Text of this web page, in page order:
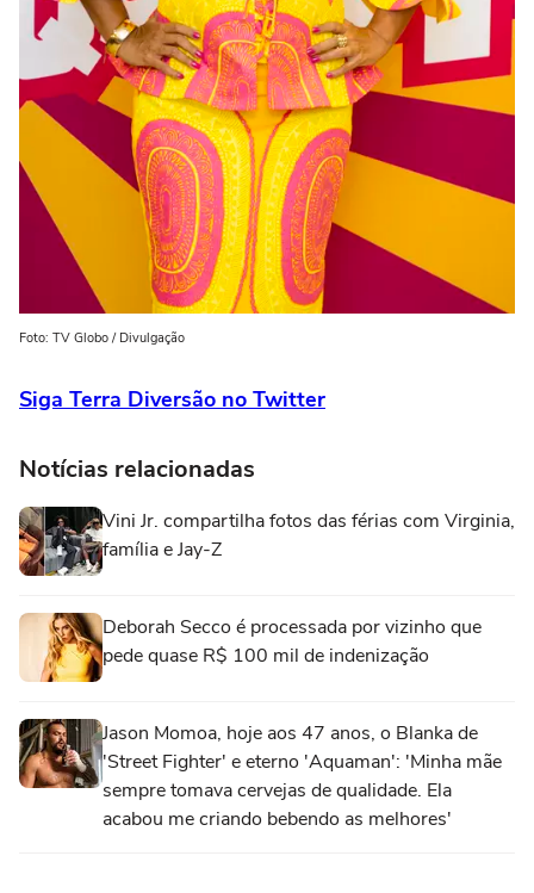
Foto: TV Globo / Divulgação
Siga Terra Diversão no Twitter
Notícias relacionadas
Vini Jr. compartilha fotos das férias com Virginia,
família e Jay-Z
Deborah Secco é processada por vizinho que
pede quase R$ 100 mil de indenização
Jason Momoa, hoje aos 47 anos, o Blanka de
'Street Fighter' e eterno 'Aquaman': 'Minha mãe
sempre tomava cervejas de qualidade. Ela
acabou me criando bebendo as melhores'